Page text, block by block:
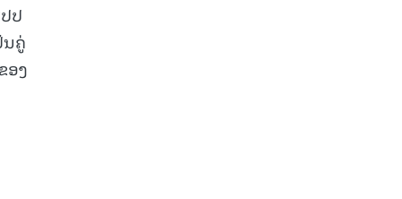
ປ
ຄູ່
ອງ